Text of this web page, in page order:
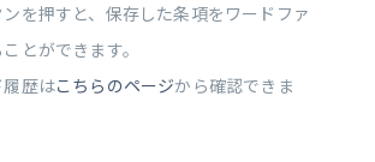
を押すと、保存した条項をワードファ
とができます。
歴はこちらのページから確認できま